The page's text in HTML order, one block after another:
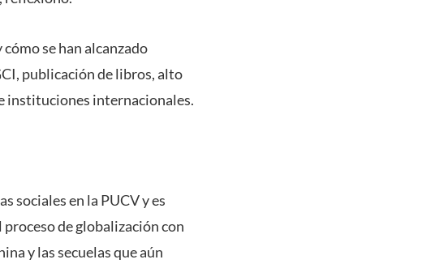
se han alcanzado
publicación de libros, alto
instituciones internacionales.
sociales en la PUCV y es
de globalización con
y las secuelas que aún